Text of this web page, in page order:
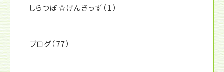
しらつぼ☆げんきっず （1）
ブログ（77）